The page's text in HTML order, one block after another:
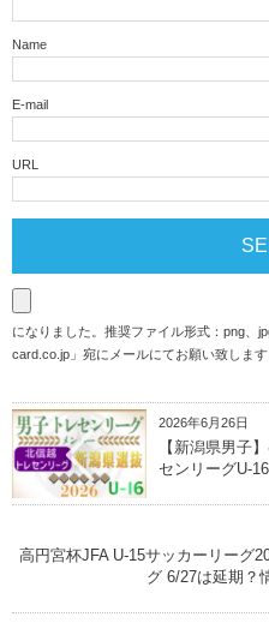
Name
E-mail
URL
になりました。推奨ファイル形式：png、
card.co.jp 」宛にメールにてお願い致します
2026年6月26日
【新潟県男子
センリーグU-
高円宮杯JFA U-15サッカーリーグ
グ 6/27は延期？